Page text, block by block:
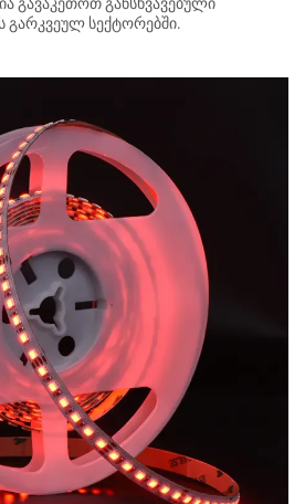
გარკვეულ სექტორებში.